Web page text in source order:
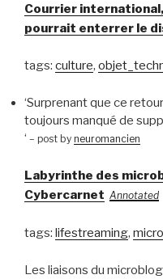
Courrier international,
pourrait enterrer le
tags: culture,
‘Surprenant que ce
toujours manqué de
‘ – post by neuromancien
Labyrinthe des
Cybercarnet Annotated
tags: lifestreaming,
Les liaisons du